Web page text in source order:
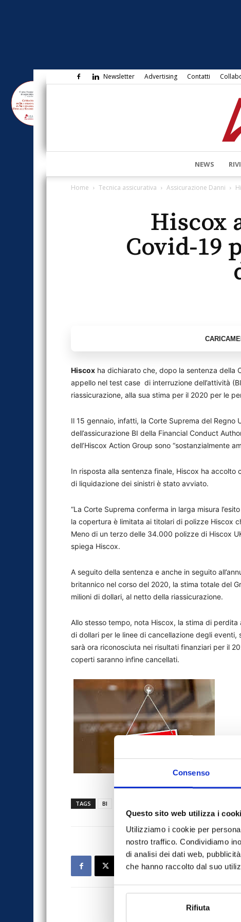
Consenso
Questo sito web utilizza i
Utilizziamo i cookie per
nostro traffico. Condividiamo
di analisi dei dati web,
che hanno raccolto dal suo
Rifiuta
Newsletter Advertising Contatti
NEWS
Home Tecnica assicurativa Assicurazione Danni
Hiscox
Covid-19
Hiscox ha dichiarato che, dopo la sentenza della
appello nel test case di interruzione dell’attività
riassicurazione, alla sua stima per il 2020 per le
Il 15 gennaio, infatti, la Corte Suprema del
dell’assicurazione BI della Financial Conduct
dell’Hiscox Action Group sono “sostanzialmente
In risposta alla sentenza finale, Hiscox ha
di liquidazione dei sinistri è stato avviato.
“La Corte Suprema conferma in larga misura
la copertura è limitata ai titolari di polizze Hiscox
Meno di un terzo delle 34.000 polizze di Hiscox
spiega Hiscox.
A seguito della sentenza e anche in seguito
britannico nel corso del 2020, la stima totale del
milioni di dollari, al netto della riassicurazione.
Allo stesso tempo, nota Hiscox, la stima di
di dollari per le linee di cancellazione degli
sarà ora riconosciuta nei risultati finanziari per il
coperti saranno infine cancellati.
TAGS BI